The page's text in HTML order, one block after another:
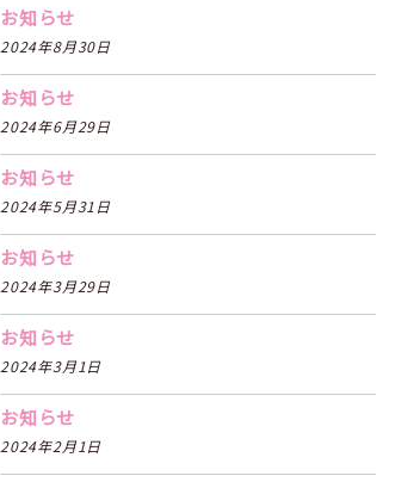
お知らせ
2024年8月30日
お知らせ
2024年6月29日
お知らせ
2024年5月31日
お知らせ
2024年3月29日
お知らせ
2024年3月1日
お知らせ
2024年2月1日